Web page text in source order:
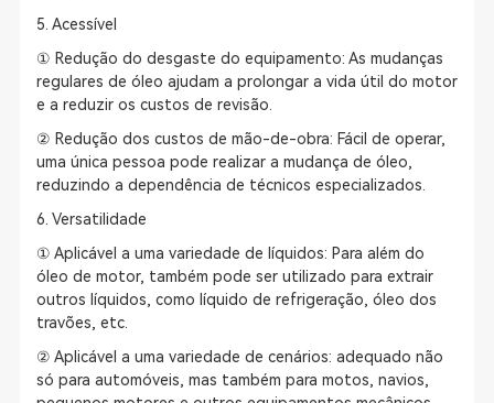
5. Acessível
① Redução do desgaste do equipamento: As mudanças
regulares de óleo ajudam a prolongar a vida útil do motor
e a reduzir os custos de revisão.
② Redução dos custos de mão-de-obra: Fácil de operar,
uma única pessoa pode realizar a mudança de óleo,
reduzindo a dependência de técnicos especializados.
6. Versatilidade
① Aplicável a uma variedade de líquidos: Para além do
óleo de motor, também pode ser utilizado para extrair
outros líquidos, como líquido de refrigeração, óleo dos
travões, etc.
② Aplicável a uma variedade de cenários: adequado não
só para automóveis, mas também para motos, navios,